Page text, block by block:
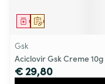
Op voorschrift
Geneesmiddel
Gsk
Aciclovir Gsk Creme 10g
€ 29,80